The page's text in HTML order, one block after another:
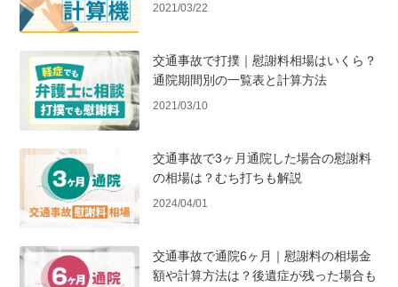
2021/03/22
交通事故で打撲｜慰謝料相場はいくら？
通院期間別の一覧表と計算方法
2021/03/10
交通事故で3ヶ月通院した場合の慰謝料
の相場は？むち打ちも解説
2024/04/01
交通事故で通院6ヶ月｜慰謝料の相場金
額や計算方法は？後遺症が残った場合も